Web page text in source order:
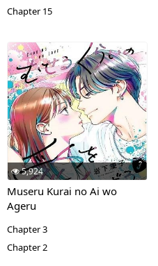
Chapter 15
5,924
Museru Kurai no Ai wo
Ageru
Chapter 3
Chapter 2